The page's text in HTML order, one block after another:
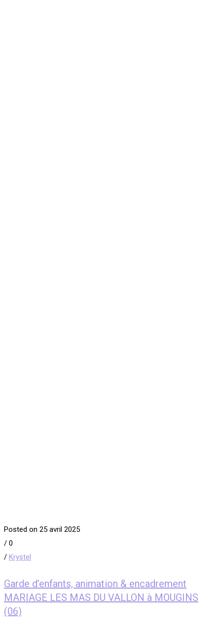
Posted on 25 avril 2025
/ 0
/ Krystel
Garde d’enfants, animation & encadrement
MARIAGE LES MAS DU VALLON à MOUGINS
(06)